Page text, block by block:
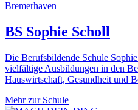
Bremerhaven
BS Sophie Scholl
Die Berufsbildende Schule
vielfältige Ausbildungen in den
Hauswirtschaft, Gesundheit und
Mehr zur Schule